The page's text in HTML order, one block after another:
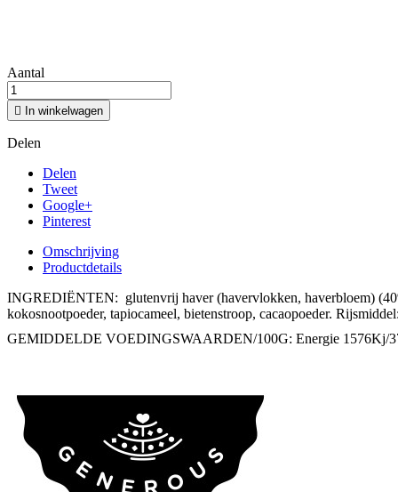
Aantal
 In winkelwagen
Delen
Delen
Tweet
Google+
Pinterest
Omschrijving
Productdetails
INGREDIËNTEN: glutenvrij haver (havervlokken, haverbloem)
kokosnootpoeder, tapiocameel, bietenstroop, cacaopoeder.
GEMIDDELDE VOEDINGSWAARDEN/100G: Energie 1576Kj/